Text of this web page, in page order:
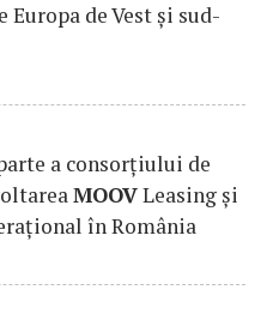
de Vest și sud-
a consorțiului de
MOOVLeasing și
în România